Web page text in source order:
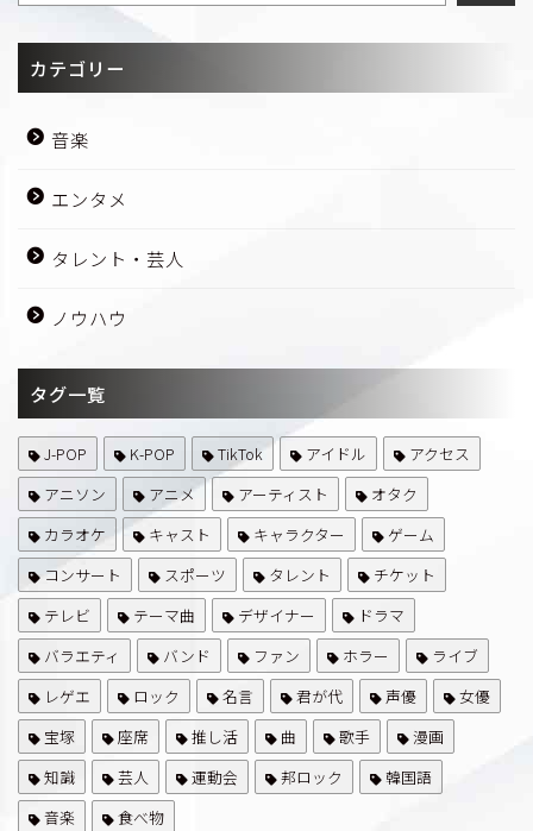
カテゴリー
音楽
エンタメ
タレント・芸人
ノウハウ
タグ一覧
J-POP K-POP TikTok アイドル
アクセス
アニソン
アニメ アーティスト
オタク
カラオケ
キャスト キャラクター
ゲーム
コンサート
スポーツ タレント
チケット
テレビ
テーマ曲 デザイナー
ドラマ
バラエティ
バンド ファン ホラー
ライブ
レゲエ
ロック 名言 君が代 声優
女優
宝塚
座席 推し活 曲 歌手
漫画
知識
芸人 運動会 邦ロック
韓国語
音楽
食べ物